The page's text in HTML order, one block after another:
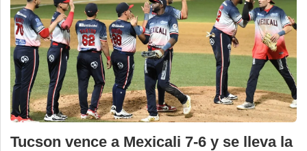
Tucson vence a Mexicali 7-6 y se lleva la